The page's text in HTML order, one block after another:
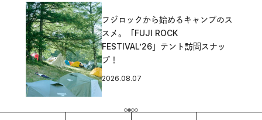
フジロックから始めるキャンプのス
スメ。「FUJI ROCK
FESTIVAL’26」テント訪問スナッ
プ！
2026.08.07